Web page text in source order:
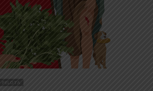
PELOTA